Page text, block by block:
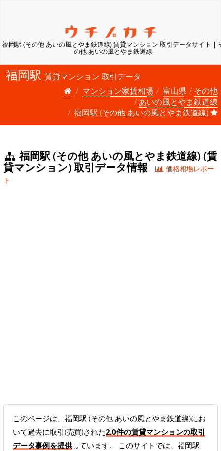
福岡駅 (その他 あいの風とやま鉄道線) 賃貸マンション 取引データサイト |
の他 あいの風とやま鉄道線
福岡駅 賃貸マンション 取引データ
マンション家賃相場
富山県
その他
あいの風とやま鉄道線
福岡駅 (その他 あいの風とやま鉄道線)
福岡駅 (その他 あいの風とやま鉄道線) (賃
貸マンション) 取引データ情報
価格相場レポー
ト
このページは、福岡駅 (その他 あいの風とやま鉄道線)にお
いて過去に取引(売買)された2.0件の賃貸マンションの取引
データ事例を提供しています。 このサイトでは、福岡駅